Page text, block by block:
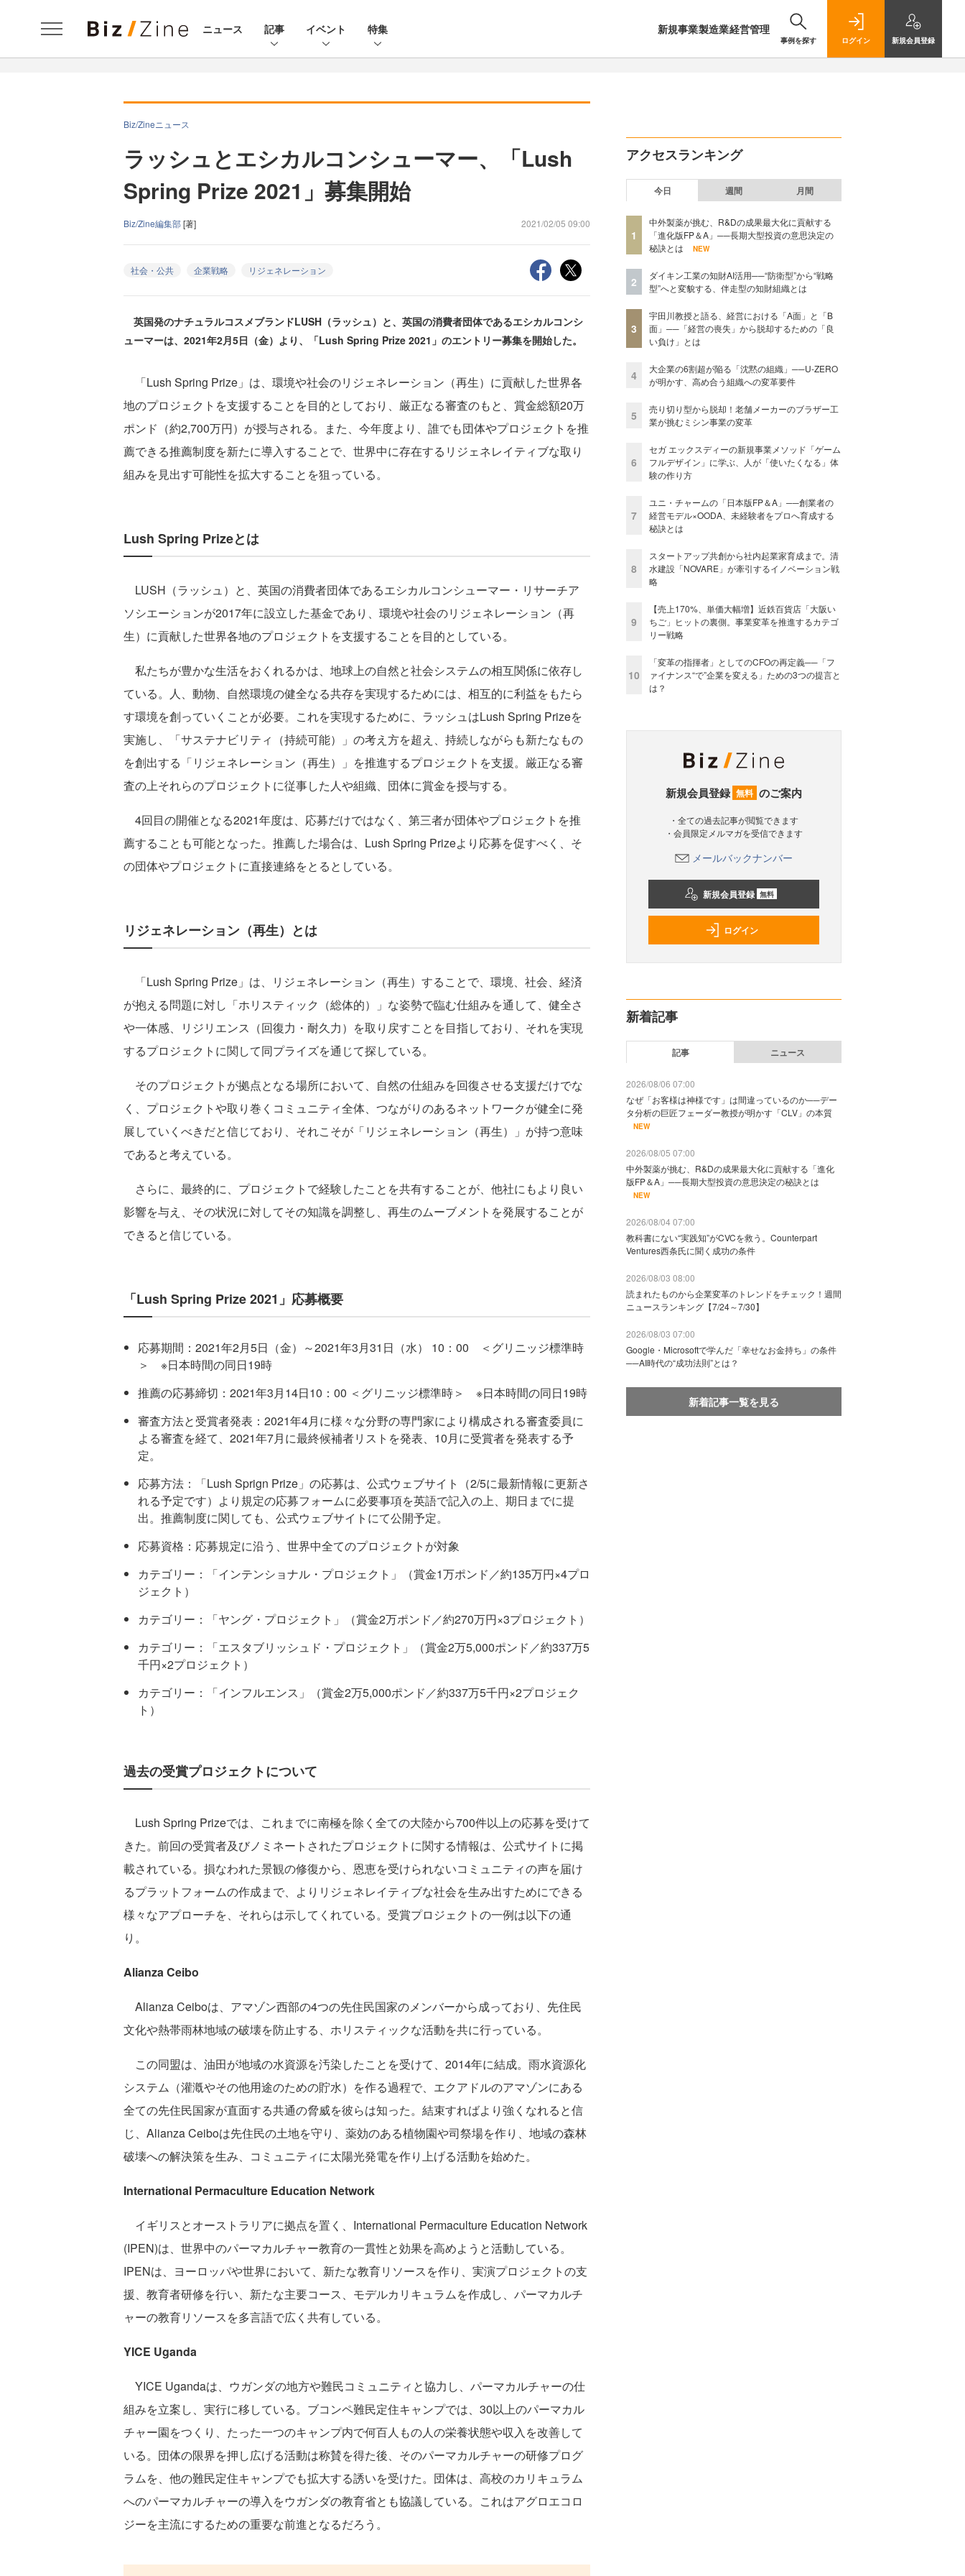
ニュース 記事 イベント 特集 新規事業製造業経営管理
事例を探す ログイン 新規会員登録
Biz/Zineニュース
ラッシュとエシカルコンシューマー、「Lush
Spring Prize 2021」募集開始
Biz/Zine編集部[著] 2021/02/05 09:00
社会・公共 企業戦略 リジェネレーション
英国発のナチュラルコスメブランドLUSH（ラッシュ）と、英国の消費者団体であるエシカルコンシ
ューマーは、2021年2月5日（金）より、「Lush Spring Prize 2021」のエントリー募集を開始した。
「Lush Spring Prize」は、環境や社会のリジェネレーション（再生）に貢献した世界各
地のプロジェクトを支援することを目的としており、厳正なる審査のもと、賞金総額20万
ポンド（約2,700万円）が授与される。また、今年度より、誰でも団体やプロジェクトを推
薦できる推薦制度を新たに導入することで、世界中に存在するリジェネレイティブな取り
組みを見出す可能性を拡大することを狙っている。
Lush Spring Prizeとは
LUSH（ラッシュ）と、英国の消費者団体であるエシカルコンシューマー・リサーチア
ソシエーションが2017年に設立した基金であり、環境や社会のリジェネレーション（再
生）に貢献した世界各地のプロジェクトを支援することを目的としている。
私たちが豊かな生活をおくれるかは、地球上の自然と社会システムの相互関係に依存し
ている。人、動物、自然環境の健全なる共存を実現するためには、相互的に利益をもたら
す環境を創っていくことが必要。これを実現するために、ラッシュはLush Spring Prizeを
実施し、「サステナビリティ（持続可能）」の考え方を超え、持続しながらも新たなもの
を創出する「リジェネレーション（再生）」を推進するプロジェクトを支援。厳正なる審
査の上それらのプロジェクトに従事した人や組織、団体に賞金を授与する。
4回目の開催となる2021年度は、応募だけではなく、第三者が団体やプロジェクトを推
薦することも可能となった。推薦した場合は、Lush Spring Prizeより応募を促すべく、そ
の団体やプロジェクトに直接連絡をとるとしている。
リジェネレーション（再生）とは
「Lush Spring Prize」は、リジェネレーション（再生）することで、環境、社会、経済
が抱える問題に対し「ホリスティック（総体的）」な姿勢で臨む仕組みを通して、健全さ
や一体感、リジリエンス（回復力・耐久力）を取り戻すことを目指しており、それを実現
するプロジェクトに関して同プライズを通じて探している。
そのプロジェクトが拠点となる場所において、自然の仕組みを回復させる支援だけでな
く、プロジェクトや取り巻くコミュニティ全体、つながりのあるネットワークが健全に発
展していくべきだと信じており、それこそが「リジェネレーション（再生）」が持つ意味
であると考えている。
さらに、最終的に、プロジェクトで経験したことを共有することが、他社にもより良い
影響を与え、その状況に対してその知識を調整し、再生のムーブメントを発展することが
できると信じている。
「Lush Spring Prize 2021」応募概要
応募期間：2021年2月5日（金）～2021年3月31日（水） 10：00 ＜グリニッジ標準時
＞ ※日本時間の同日19時
推薦の応募締切：2021年3月14日10：00 ＜グリニッジ標準時＞ ※日本時間の同日19時
審査方法と受賞者発表：2021年4月に様々な分野の専門家により構成される審査委員に
よる審査を経て、2021年7月に最終候補者リストを発表、10月に受賞者を発表する予
定。
応募方法：「Lush Sprign Prize」の応募は、公式ウェブサイト（2/5に最新情報に更新さ
れる予定です）より規定の応募フォームに必要事項を英語で記入の上、期日までに提
出。推薦制度に関しても、公式ウェブサイトにて公開予定。
応募資格：応募規定に沿う、世界中全てのプロジェクトが対象
カテゴリー：「インテンショナル・プロジェクト」（賞金1万ポンド／約135万円×4プロ
ジェクト）
カテゴリー：「ヤング・プロジェクト」（賞金2万ポンド／約270万円×3プロジェクト）
カテゴリー：「エスタブリッシュド・プロジェクト」（賞金2万5,000ポンド／約337万5
千円×2プロジェクト）
カテゴリー：「インフルエンス」（賞金2万5,000ポンド／約337万5千円×2プロジェク
ト）
過去の受賞プロジェクトについて
Lush Spring Prizeでは、これまでに南極を除く全ての大陸から700件以上の応募を受けて
きた。前回の受賞者及びノミネートされたプロジェクトに関する情報は、公式サイトに掲
載されている。損なわれた景観の修復から、恩恵を受けられないコミュニティの声を届け
るプラットフォームの作成まで、よりリジェネレイティブな社会を生み出すためにできる
様々なアプローチを、それらは示してくれている。受賞プロジェクトの一例は以下の通
り。
Alianza Ceibo
Alianza Ceiboは、アマゾン西部の4つの先住民国家のメンバーから成っており、先住民
文化や熱帯雨林地域の破壊を防止する、ホリスティックな活動を共に行っている。
この同盟は、油田が地域の水資源を汚染したことを受けて、2014年に結成。雨水資源化
システム（灌漑やその他用途のための貯水）を作る過程で、エクアドルのアマゾンにある
全ての先住民国家が直面する共通の脅威を彼らは知った。結束すればより強くなれると信
じ、Alianza Ceiboは先住民の土地を守り、薬効のある植物園や司祭場を作り、地域の森林
破壊への解決策を生み、コミュニティに太陽光発電を作り上げる活動を始めた。
International Permaculture Education Network
イギリスとオーストラリアに拠点を置く、International Permaculture Education Network
(IPEN)は、世界中のパーマカルチャー教育の一貫性と効果を高めようと活動している。
IPENは、ヨーロッパや世界において、新たな教育リソースを作り、実演プロジェクトの支
援、教育者研修を行い、新たな主要コース、モデルカリキュラムを作成し、パーマカルチ
ャーの教育リソースを多言語で広く共有している。
YICE Uganda
YICE Ugandaは、ウガンダの地方や難民コミュニティと協力し、パーマカルチャーの仕
組みを立案し、実行に移している。ブコンペ難民定住キャンプでは、30以上のパーマカル
チャー園をつくり、たった一つのキャンプ内で何百人もの人の栄養状態や収入を改善して
いる。団体の限界を押し広げる活動は称賛を得た後、そのパーマカルチャーの研修プログ
ラムを、他の難民定住キャンプでも拡大する誘いを受けた。団体は、高校のカリキュラム
へのパーマカルチャーの導入をウガンダの教育省とも協議している。これはアグロエコロ
ジーを主流にするための重要な前進となるだろう。
アクセスランキング
今日 週間 月間
1
中外製薬が挑む、R&Dの成果最大化に貢献する
「進化版FP＆A」──長期大型投資の意思決定の
秘訣とは
NEW
2
ダイキン工業の知財AI活用──“防衛型”から“戦略
型”へと変貌する、伴走型の知財組織とは
3
宇田川教授と語る、経営における「A面」と「B
面」──「経営の喪失」から脱却するための「良
い負け」とは
4
大企業の6割超が陥る「沈黙の組織」──U-ZERO
が明かす、高め合う組織への変革要件
5
売り切り型から脱却！老舗メーカーのブラザー工
業が挑むミシン事業の変革
6
セガ エックスディーの新規事業メソッド「ゲーム
フルデザイン」に学ぶ、人が「使いたくなる」体
験の作り方
7
ユニ・チャームの「日本版FP＆A」──創業者の
経営モデル×OODA、未経験者をプロへ育成する
秘訣とは
8
スタートアップ共創から社内起業家育成まで。清
水建設「NOVARE」が牽引するイノベーション戦
略
9
【売上170%、単価大幅増】近鉄百貨店「大阪い
ちご」ヒットの裏側。事業変革を推進するカテゴ
リー戦略
10
「変革の指揮者」としてのCFOの再定義──「フ
ァイナンス“で”企業を変える」ための3つの提言と
は？
新規会員登録 無料 のご案内
・全ての過去記事が閲覧できます
・会員限定メルマガを受信できます
メールバックナンバー
新規会員登録 無料
ログイン
新着記事
記事 ニュース
2026/08/06 07:00
なぜ「お客様は神様です」は間違っているのか──デー
タ分析の巨匠フェーダー教授が明かす「CLV」の本質
NEW
2026/08/05 07:00
中外製薬が挑む、R&Dの成果最大化に貢献する「進化
版FP＆A」──長期大型投資の意思決定の秘訣とは
NEW
2026/08/04 07:00
教科書にない“実践知”がCVCを救う。Counterpart
Ventures西条氏に聞く成功の条件
2026/08/03 08:00
読まれたものから企業変革のトレンドをチェック！週間
ニュースランキング【7/24～7/30】
2026/08/03 07:00
Google・Microsoftで学んだ「幸せなお金持ち」の条件
──AI時代の“成功法則”とは？
新着記事一覧を見る